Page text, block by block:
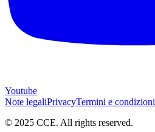
Youtube
Note legaliPrivacyTermini e condizioni
© 2025 CCE. All rights reserved.